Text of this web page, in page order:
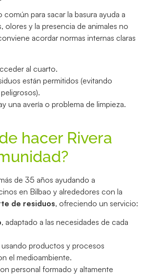
para sacar la basura ayuda a
olores y la presencia de animales no
acordar normas internas claras
al cuarto.
están permitidos (evitando
una avería o problema de limpieza.
hacer Rivera
de 35 años ayudando a
en Bilbao y alrededores con la
de residuos, ofreciendo un servicio:
, adaptado a las necesidades de cada
usando productos y procesos
el medioambiente.
personal formado y altamente